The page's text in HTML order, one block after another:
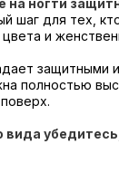
на ногти
шаг для тех,
и
защитными
полностью
вида